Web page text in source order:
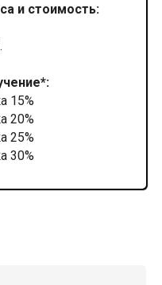
и стоимость:
15%
20%
25%
30%